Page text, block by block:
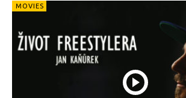
MOVIES